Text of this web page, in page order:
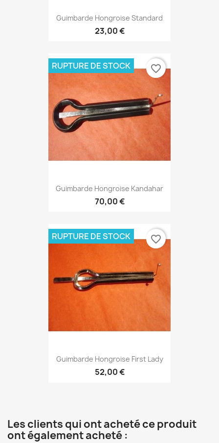
Guimbarde Hongroise Standard
23,00 €
Guimbarde Hongroise Kandahar
70,00 €
RUPTURE DE STOCK favorite_border
Guimbarde Hongroise First Lady
52,00 €
RUPTURE DE STOCK favorite_border
Les clients qui ont acheté ce produit
ont également acheté :